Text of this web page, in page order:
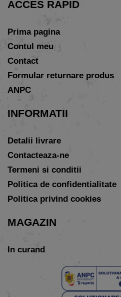
ACCES RAPID
Prima pagina
Contul meu
Contact
Formular returnare produs
ANPC
INFORMATII
Detalii livrare
Contacteaza-ne
Termeni si conditii
Politica de confidentialitate
Politica privind cookies
MAGAZIN
In curand